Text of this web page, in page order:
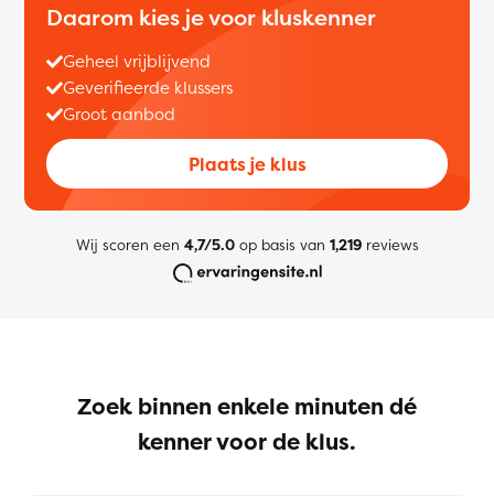
Daarom kies je voor kluskenner
Geheel vrijblijvend
Geverifieerde klussers
Groot aanbod
Plaats je klus
Wij scoren een 4,7/5.0op basis van 1,219reviews
Zoek binnen enkele minuten dé
kenner voor de klus.